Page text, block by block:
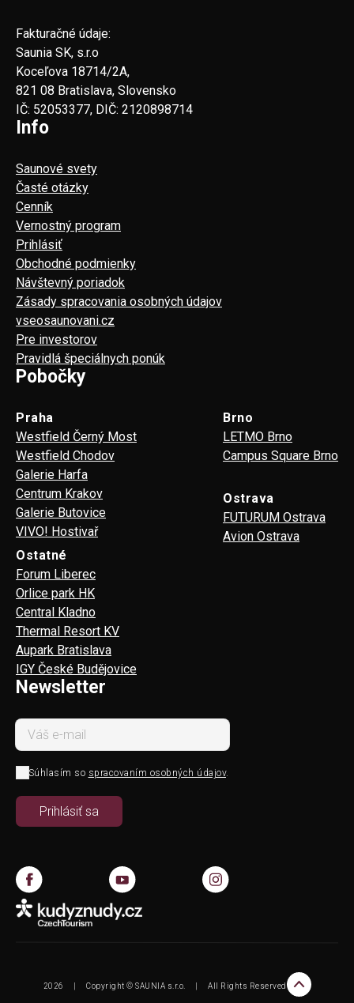
Fakturačné údaje:
Saunia SK, s.r.o
Koceľova 18714/2A,
821 08 Bratislava, Slovensko
IČ: 52053377, DIČ: 2120898714
Info
Saunové svety
Časté otázky
Cenník
Vernostný program
Prihlásiť
Obchodné podmienky
Návštevný poriadok
Zásady spracovania osobných údajov
vseosaunovani.cz
Pre investorov
Pravidlá špeciálnych ponúk
Pobočky
Praha
Westfield Černý Most
Westfield Chodov
Galerie Harfa
Centrum Krakov
Galerie Butovice
VIVO! Hostivař
Brno
LETMO Brno
Campus Square Brno
Ostrava
FUTURUM Ostrava
Avion Ostrava
Ostatné
Forum Liberec
Orlice park HK
Central Kladno
Thermal Resort KV
Aupark Bratislava
IGY České Budějovice
Newsletter
Súhlasím so spracovaním osobných údajov.
2026 Copyright © SAUNIA s.r.o. All Rights Reserved